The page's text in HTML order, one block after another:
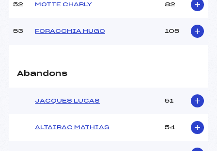
52 MOTTE CHARLY 82
53 FORACCHIA HUGO 105
Abandons
JACQUES LUCAS 51
ALTAIRAC MATHIAS 54